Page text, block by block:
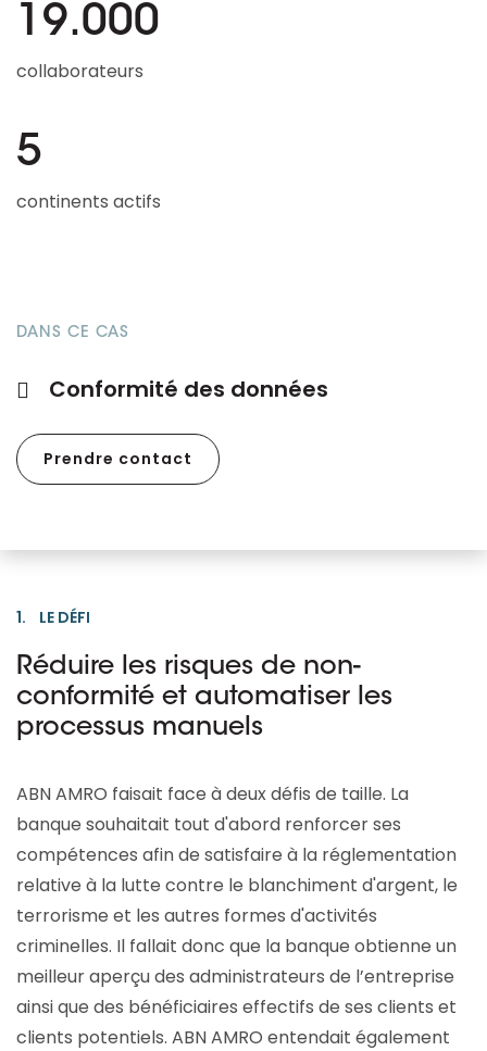
19.000
collaborateurs
5
continents actifs
DANS CE CAS
Conformité des données
Prendre contact
1. LE DÉFI
Réduire les risques de non-
conformité et automatiser les
processus manuels
ABN AMRO faisait face à deux défis de taille. La
banque souhaitait tout d'abord renforcer ses
compétences afin de satisfaire à la réglementation
relative à la lutte contre le blanchiment d'argent, le
terrorisme et les autres formes d'activités
criminelles. Il fallait donc que la banque obtienne un
meilleur aperçu des administrateurs de l’entreprise
ainsi que des bénéficiaires effectifs de ses clients et
clients potentiels. ABN AMRO entendait également